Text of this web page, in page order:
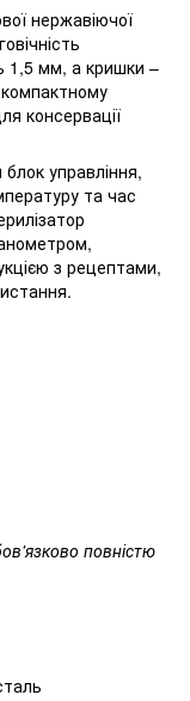
нержавіючої
1,5 мм, а кришки –
консервації
управління,
та час
з рецептами,
повністю